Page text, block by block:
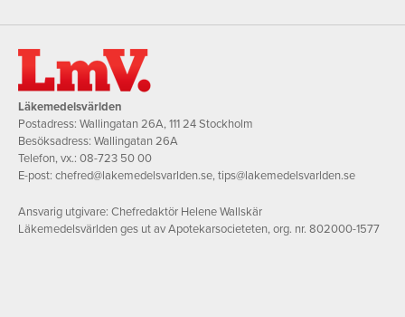
Läkemedelsvärlden
Postadress: Wallingatan 26A, 111 24 Stockholm
Besöksadress: Wallingatan 26A
Telefon, vx.: 08-723 50 00
E-post: chefred@lakemedelsvarlden.se,tips@lakemedelsvarlden.se
Ansvarig utgivare: Chefredaktör Helene Wallskär
Läkemedelsvärlden ges ut av Apotekarsocieteten, org. nr. 802000-1577